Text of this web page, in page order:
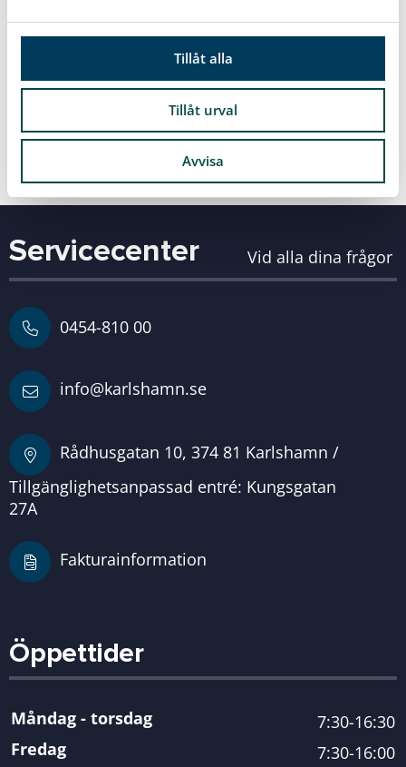
Tillåt alla
Tillåt urval
Avvisa
Adress
Strömmavägen 28
Skolans webbplats
Servicecenter Vid alla dina frågor
0454-810 00
info@karlshamn.se
Rådhusgatan 10, 374 81 Karlshamn /
Tillgänglighetsanpassad entré: Kungsgatan
27A
Fakturainformation
Öppettider
Måndag - torsdag
7:30-16:30
Fredag
7:30-16:00